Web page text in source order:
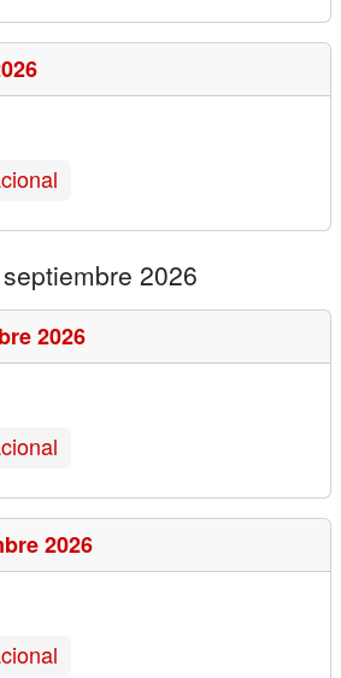
2026
2026
2026